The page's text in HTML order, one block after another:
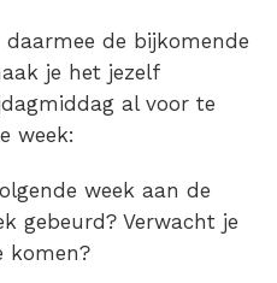
de bijkomende
je het jezelf
al voor te
week:
week aan de
gebeurd? Verwacht je
komen?